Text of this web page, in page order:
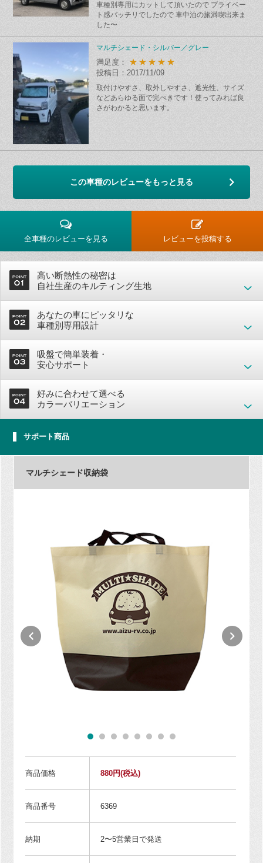
車種別専用にカットして頂いたので プライベー
ト感バッチリでしたので 車中泊の旅満喫出来ま
した〜
マルチシェード・シルバー／グレー
満足度： ★★★★★
投稿日：2017/11/09
取付けやすさ、取外しやすさ、遮光性、サイズ
などあらゆる面で完ぺきです！使ってみれば良
さがわかると思います。
この車種のレビューをもっと見る
全車種のレビューを見る レビューを投稿する
高い断熱性の秘密は
自社生産のキルティング生地
あなたの車にピッタリな
車種別専用設計
吸盤で簡単装着・
安心サポート
好みに合わせて選べる
カラーバリエーション
サポート商品
マルチシェード収納袋
商品価格 880円(税込)
商品番号 6369
納期 2〜5営業日で発送